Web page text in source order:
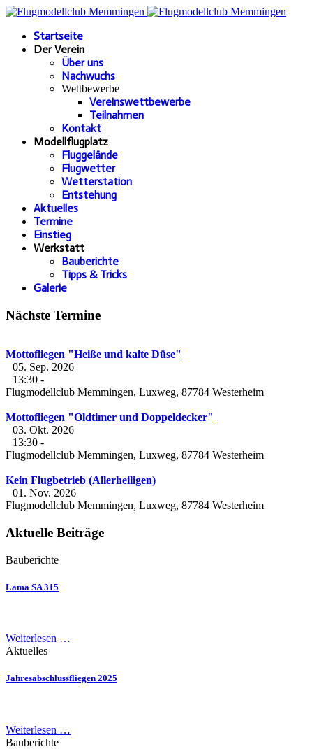
Startseite
Der Verein
Über uns
Nachwuchs
Wettbewerbe
Vereinswettbewerbe
Teilnahmen
Kontakt
Modellflugplatz
Fluggelände
Flugwetter
Wetterstation
Entstehung
Aktuelles
Termine
Einstieg
Werkstatt
Bauberichte
Tipps & Tricks
Galerie
Nächste Termine
Mottofliegen "Heiße und kalte Düse"
05. Sep. 2026
13:30 -
Flugmodellclub Memmingen, Luxweg, 87784 Westerheim
Mottofliegen "Oldtimer und Doppeldecker"
03. Okt. 2026
13:30 -
Flugmodellclub Memmingen, Luxweg, 87784 Westerheim
Kein Flugbetrieb (Allerheiligen)
01. Nov. 2026
Flugmodellclub Memmingen, Luxweg, 87784 Westerheim
Aktuelle Beiträge
Bauberichte
Lama SA 315
Weiterlesen …
Aktuelles
Jahresabschlussfliegen 2025
Weiterlesen …
Bauberichte